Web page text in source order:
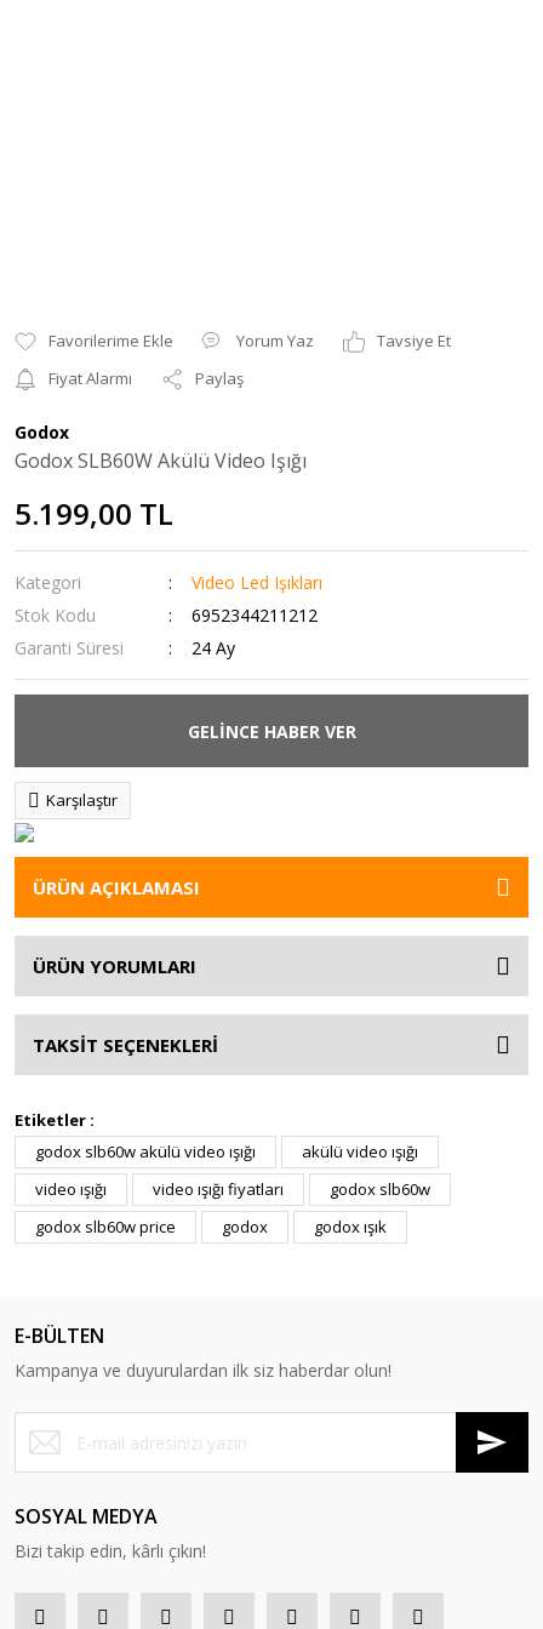
Yorum Yaz
Tavsiye Et
Fiyat Alarmı
Paylaş
Godox
Godox SLB60W Akülü Video Işığı
5.199,00 TL
Kategori
Video Led Işıkları
Stok Kodu
6952344211212
Garanti Süresi
24 Ay
GELİNCE HABER VER
Karşılaştır
ÜRÜN AÇIKLAMASI
ÜRÜN YORUMLARI
TAKSİT SEÇENEKLERİ
Etiketler :
godox slb60w akülü video ışığı
akülü video ışığı
video ışığı
video ışığı fiyatları
godox slb60w
godox slb60w price
godox godox ışık
E-BÜLTEN
Kampanya ve duyurulardan ilk siz haberdar olun!
SOSYAL MEDYA
Bizi takip edin, kârlı çıkın!